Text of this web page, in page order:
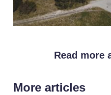
Read more
More articles